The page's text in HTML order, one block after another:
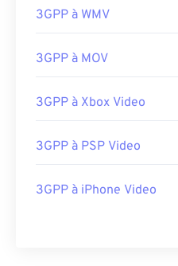
3GPP à WMV
3GPP à MOV
3GPP à Xbox Video
3GPP à PSP Video
3GPP à iPhone Video